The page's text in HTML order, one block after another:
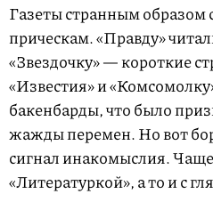
Газеты странным образом
прическам. «Правду»
«Звездочку» — короткие
«Известия» и
бакенбарды, что было
жажды перемен. Но вот
сигнал инакомыслия. Чаще
«Литературкой», а то и с